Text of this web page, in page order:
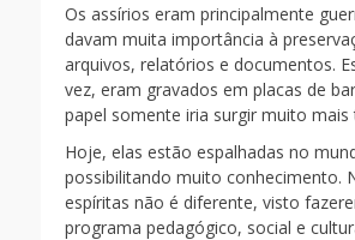
Os assírios eram principalmente
davam muita importância à
arquivos, relatórios e documentos.
vez, eram gravados em placas de
papel somente iria surgir muito mais
Hoje, elas estão espalhadas no
possibilitando muito conhecimento.
espíritas não é diferente, visto
programa pedagógico, social e